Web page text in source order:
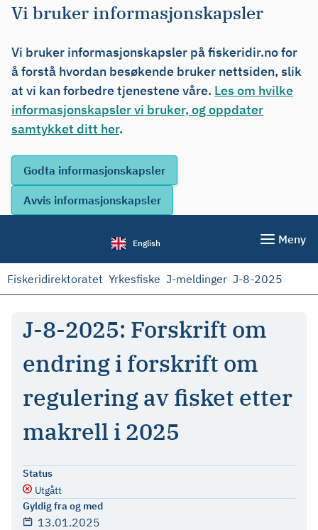
Vi bruker informasjonskapsler
Vi bruker informasjonskapsler på fiskeridir.no for
å forstå hvordan besøkende bruker nettsiden, slik
at vi kan forbedre tjenestene våre. Les om hvilke
informasjonskapsler vi bruker, og oppdater
samtykket ditt her.
English Meny
Fiskeridirektoratet Yrkesfiske J-meldinger J-8-2025
J-8-2025: Forskrift om
endring i forskrift om
regulering av fisket etter
makrell i 2025
Status
Utgått
Gyldig fra og med
13.01.2025